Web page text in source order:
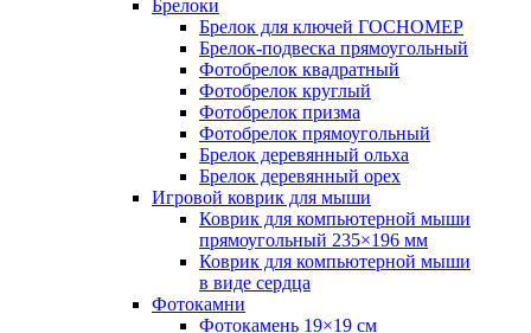
Брелоки
Брелок для ключей ГОСНОМЕР
Брелок-подвеска прямоугольный
Фотобрелок квадратный
Фотобрелок круглый
Фотобрелок призма
Фотобрелок прямоугольный
Брелок деревянный ольха
Брелок деревянный орех
Игровой коврик для мыши
Коврик для компьютерной мыши
прямоугольный 235×196 мм
Коврик для компьютерной мыши
в виде сердца
Фотокамни
Фотокамень 19×19 см